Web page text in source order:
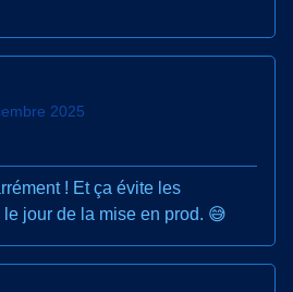
2025
! Et ça évite les
jour de la mise en prod. 😅